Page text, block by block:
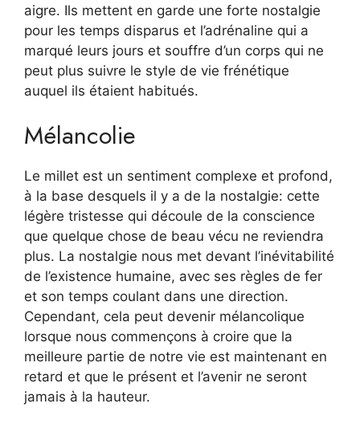
aigre. Ils mettent en garde une forte nostalgie
pour les temps disparus et l’adrénaline qui a
marqué leurs jours et souffre d’un corps qui ne
peut plus suivre le style de vie frénétique
auquel ils étaient habitués.
Mélancolie
Le millet est un sentiment complexe et profond,
à la base desquels il y a de la nostalgie: cette
légère tristesse qui découle de la conscience
que quelque chose de beau vécu ne reviendra
plus. La nostalgie nous met devant l’inévitabilité
de l’existence humaine, avec ses règles de fer
et son temps coulant dans une direction.
Cependant, cela peut devenir mélancolique
lorsque nous commençons à croire que la
meilleure partie de notre vie est maintenant en
retard et que le présent et l’avenir ne seront
jamais à la hauteur.